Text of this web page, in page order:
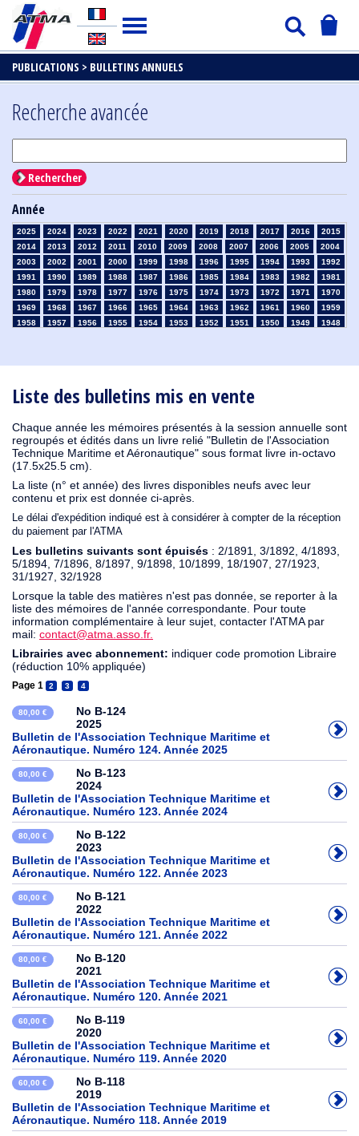
PUBLICATIONS > BULLETINS ANNUELS
Liste des bulletins mis en vente
Chaque année les mémoires présentés à la session annuelle sont
regroupés et édités dans un livre relié "Bulletin de l'Association
Technique Maritime et Aéronautique" sous format livre in-octavo
(17.5x25.5 cm).
La liste (n° et année) des livres disponibles neufs avec leur
contenu et prix est donnée ci-après.
Le délai d'expédition indiqué est à considérer à compter de la réception
du paiement par l'ATMA
Les bulletins suivants sont épuisés : 2/1891, 3/1892, 4/1893,
5/1894, 7/1896, 8/1897, 9/1898, 10/1899, 18/1907, 27/1923,
31/1927, 32/1928
Lorsque la table des matières n'est pas donnée, se reporter à la
liste des mémoires de l'année correspondante. Pour toute
information complémentaire à leur sujet, contacter l'ATMA par
mail: contact@atma.asso.fr.
Librairies avec abonnement: indiquer code promotion Libraire
(réduction 10% appliquée)
Page 1 2 3 4
80,00 €
No B-124
2025
Bulletin de l'Association Technique Maritime et
Aéronautique. Numéro 124. Année 2025
80,00 €
No B-123
2024
Bulletin de l'Association Technique Maritime et
Aéronautique. Numéro 123. Année 2024
80,00 €
No B-122
2023
Bulletin de l'Association Technique Maritime et
Aéronautique. Numéro 122. Année 2023
80,00 €
No B-121
2022
Bulletin de l'Association Technique Maritime et
Aéronautique. Numéro 121. Année 2022
80,00 €
No B-120
2021
Bulletin de l'Association Technique Maritime et
Aéronautique. Numéro 120. Année 2021
60,00 €
No B-119
2020
Bulletin de l'Association Technique Maritime et
Aéronautique. Numéro 119. Année 2020
60,00 €
No B-118
2019
Bulletin de l'Association Technique Maritime et
Aéronautique. Numéro 118. Année 2019
Recherche avancée
Rechercher
Année
2025 2024 2023 2022 2021 2020 2019 2018 2017 2016
2015
2014
2013 2012 2011 2010 2009 2008 2007 2006 2005
2004
2003
2002 2001 2000 1999 1998 1996 1995 1994 1993
1992
1991
1990 1989 1988 1987 1986 1985 1984 1983 1982
1981
1980
1979 1978 1977 1976 1975 1974 1973 1972 1971
1970
1969
1968 1967 1966 1965 1964 1963 1962 1961 1960
1959
1958
1957 1956 1955 1954 1953 1952 1951 1950 1949
1948
1910
1909 1908 1906 1905 1904 1903 1902 1901 1900
1895